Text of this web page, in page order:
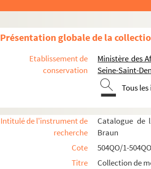
Présentation globale de la
Etablissement de
conservation
Ministère des
Seine-Saint-
Tous
Intitulé de l'instrument de
recherche
Catalogue de
Braun
Cote
504QO/1-
Titre
Collection de
Réceptions données par ou pour les